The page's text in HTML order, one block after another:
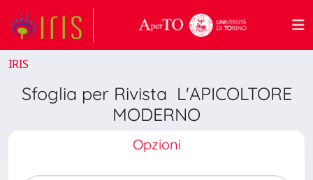
IRIS
Sfoglia per Rivista L'APICOLTORE
MODERNO
Opzioni